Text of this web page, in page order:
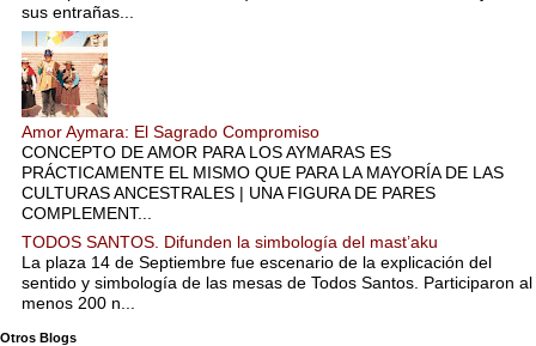
sus entrañas...
Amor Aymara: El Sagrado Compromiso
CONCEPTO DE AMOR PARA LOS AYMARAS ES
PRÁCTICAMENTE EL MISMO QUE PARA LA MAYORÍA DE LAS
CULTURAS ANCESTRALES | UNA FIGURA DE PARES
COMPLEMENT...
TODOS SANTOS. Difunden la simbología del mast’aku
La plaza 14 de Septiembre fue escenario de la explicación del
sentido y simbología de las mesas de Todos Santos. Participaron al
menos 200 n...
Otros Blogs